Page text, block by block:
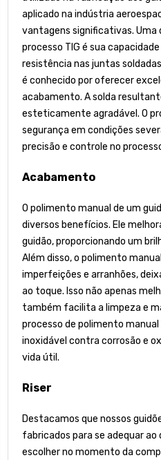
aplicado na indústria
vantagens significativas. Uma
processo TIG é sua
resistência nas juntas
é conhecido por oferecer
acabamento. A solda
esteticamente agradável. O
segurança em condições
precisão e controle no
Acabamento
O polimento manual de um
diversos benefícios. Ele
guidão, proporcionando um
Além disso, o polimento
imperfeições e arranhões,
ao toque. Isso não apenas
também facilita a limpeza e
processo de polimento
inoxidável contra corrosão e
vida útil.
Riser
Destacamos que nossos
fabricados para se adequar
escolher no momento da